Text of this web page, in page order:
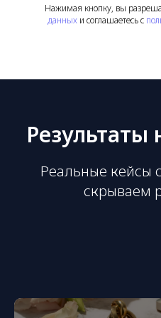
Нажимая кнопку, вы
данных и соглашаетесь с
Реальные кейсы
скрываем